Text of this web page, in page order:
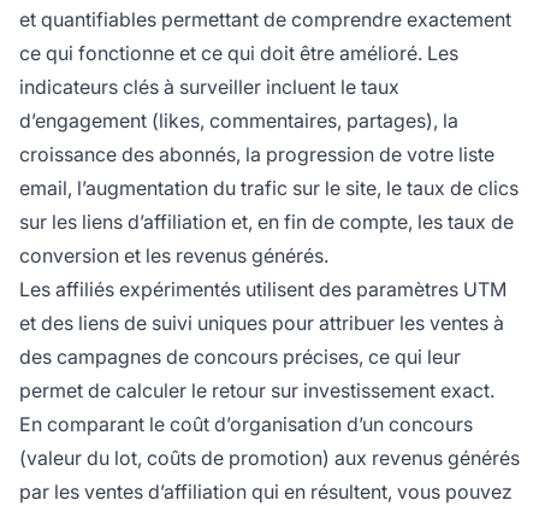
et quantifiables permettant de comprendre exactement
ce qui fonctionne et ce qui doit être amélioré. Les
indicateurs clés à surveiller incluent le taux
d’engagement (likes, commentaires, partages), la
croissance des abonnés, la progression de votre liste
email, l’augmentation du trafic sur le site, le taux de clics
sur les liens d’affiliation et, en fin de compte, les taux de
conversion et les revenus générés.
Les affiliés expérimentés utilisent des paramètres UTM
et des liens de suivi uniques pour attribuer les ventes à
des campagnes de concours précises, ce qui leur
permet de calculer le retour sur investissement exact.
En comparant le coût d’organisation d’un concours
(valeur du lot, coûts de promotion) aux revenus générés
par les ventes d’affiliation qui en résultent, vous pouvez